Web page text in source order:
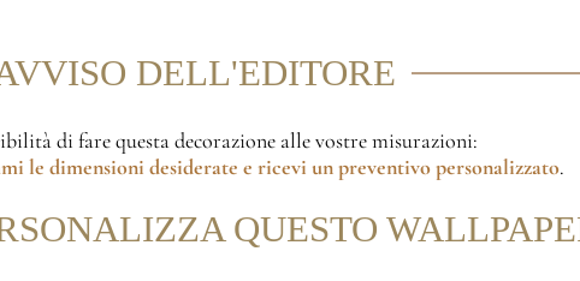
DELL'EDITORE
di fare questa decorazione alle vostre misurazioni:
le dimensioni desiderate e ricevi un preventivo personalizzato.
QUESTO